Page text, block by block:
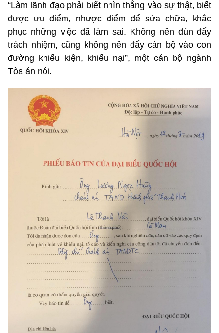
“Làm lãnh đạo phải biết nhìn thẳng vào sự thật, biết
được ưu điểm, nhược điểm để sửa chữa, khắc
phục những việc đã làm sai. Không nên đùn đẩy
trách nhiệm, cũng không nên đẩy cán bộ vào con
đường khiếu kiện, khiếu nại”, một cán bộ ngành
Tòa án nói.